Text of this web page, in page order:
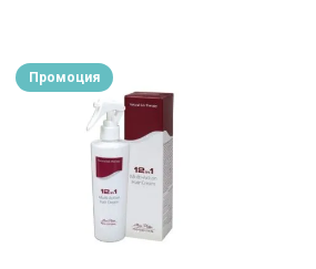
/
18.89 лв..
Промоция